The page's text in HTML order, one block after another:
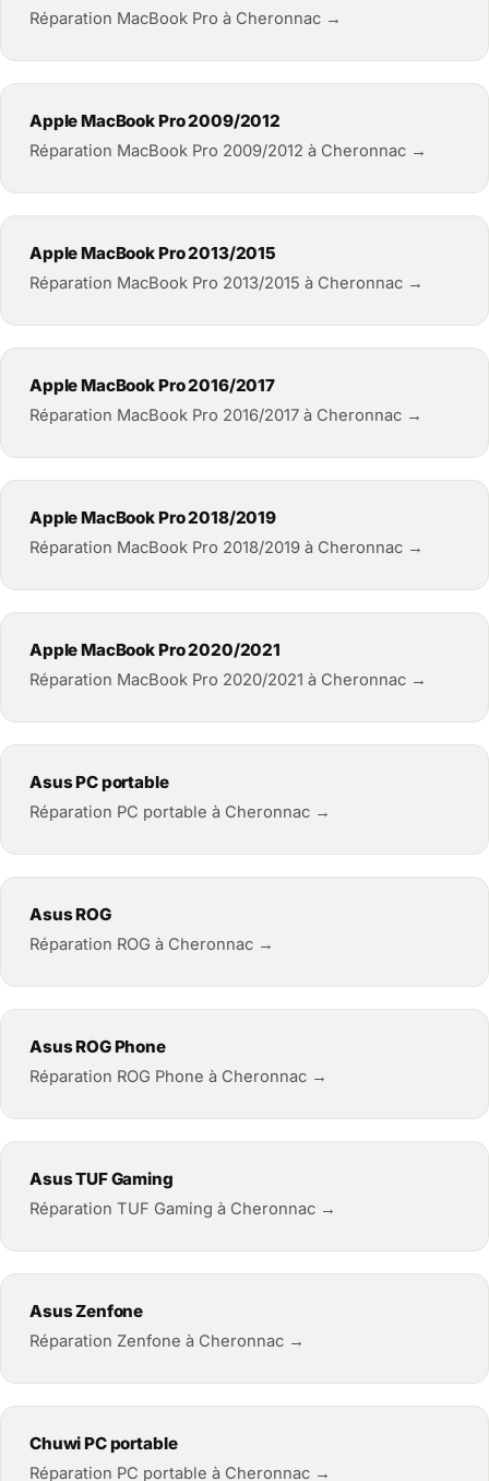
Réparation MacBook Pro à Cheronnac →
Apple MacBook Pro 2009/2012
Réparation MacBook Pro 2009/2012 à Cheronnac →
Apple MacBook Pro 2013/2015
Réparation MacBook Pro 2013/2015 à Cheronnac →
Apple MacBook Pro 2016/2017
Réparation MacBook Pro 2016/2017 à Cheronnac →
Apple MacBook Pro 2018/2019
Réparation MacBook Pro 2018/2019 à Cheronnac →
Apple MacBook Pro 2020/2021
Réparation MacBook Pro 2020/2021 à Cheronnac →
Asus PC portable
Réparation PC portable à Cheronnac →
Asus ROG
Réparation ROG à Cheronnac →
Asus ROG Phone
Réparation ROG Phone à Cheronnac →
Asus TUF Gaming
Réparation TUF Gaming à Cheronnac →
Asus Zenfone
Réparation Zenfone à Cheronnac →
Chuwi PC portable
Réparation PC portable à Cheronnac →